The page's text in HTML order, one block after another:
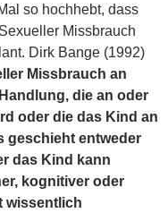
so hochhebt, dass
Missbrauch
Dirk Bange (1992)
Missbrauch an
die an oder
oder die das Kind an
geschieht entweder
das Kind kann
kognitiver oder
wissentlich